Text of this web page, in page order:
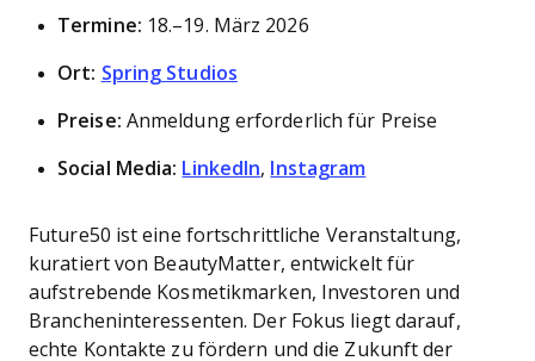
Termine: 18.–19. März 2026
Ort: Spring Studios
Preise: Anmeldung erforderlich für Preise
Social Media: LinkedIn, Instagram
Future50 ist eine fortschrittliche Veranstaltung,
kuratiert von BeautyMatter, entwickelt für
aufstrebende Kosmetikmarken, Investoren und
Brancheninteressenten. Der Fokus liegt darauf,
echte Kontakte zu fördern und die Zukunft der